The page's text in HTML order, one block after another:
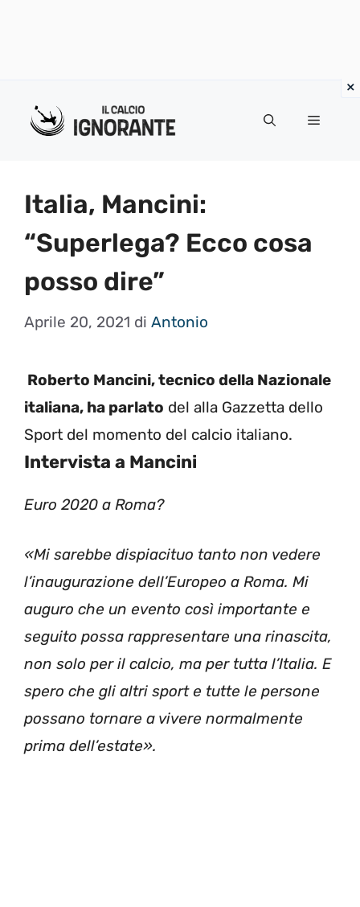
Menu
Italia, Mancini:
“Superlega? Ecco cosa
posso dire”
Aprile 20, 2021 di Antonio
Roberto Mancini, tecnico della Nazionale
italiana, ha parlato del alla Gazzetta dello
Sport del momento del calcio italiano.
Intervista a Mancini
Euro 2020 a Roma?
«Mi sarebbe dispiacituo tanto non vedere
l’inaugurazione dell’Europeo a Roma. Mi
auguro che un evento così importante e
seguito possa rappresentare una rinascita,
non solo per il calcio, ma per tutta l’Italia. E
spero che gli altri sport e tutte le persone
possano tornare a vivere normalmente
prima dell’estate».